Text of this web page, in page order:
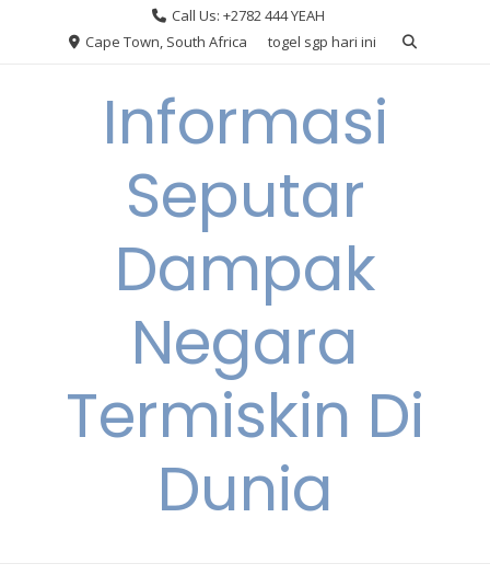
Call Us: +2782 444 YEAH
Cape Town, South Africa
togel sgp hari ini
Informasi
Seputar
Dampak
Negara
Termiskin Di
Dunia